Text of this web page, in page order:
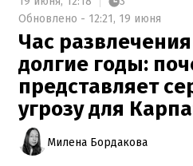
Обновлено - 12:21, 19 июня
Час
долгие годы:
представляет
угрозу для
Милена Бордакова